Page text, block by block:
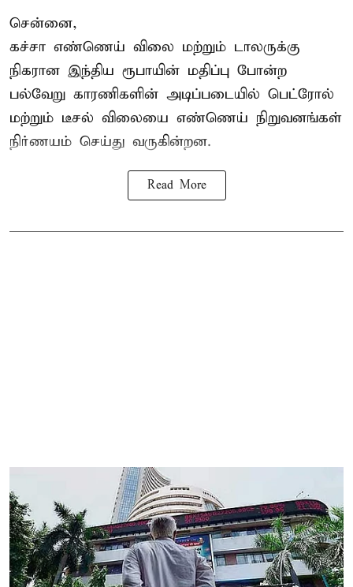
சென்னை,
கச்சா எண்ணெய் விலை மற்றும் டாலருக்கு
நிகரான இந்திய ரூபாயின் மதிப்பு போன்ற
பல்வேறு காரணிகளின் அடிப்படையில் பெட்ரோல்
மற்றும் டீசல் விலையை எண்ணெய் நிறுவனங்கள்
நிர்ணயம் செய்து வருகின்றன.
Read More